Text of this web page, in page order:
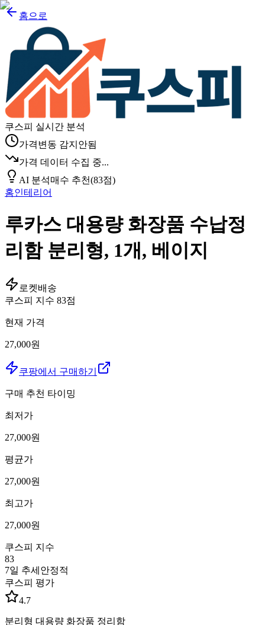
홈으로
쿠스피 실시간 분석
가격변동 감지안됨
가격 데이터 수집 중...
AI 분석매수 추천(83점)
홈인테리어
루카스 대용량 화장품 수납정
리함 분리형, 1개, 베이지
로켓배송
쿠스피 지수 83점
현재 가격
27,000원
쿠팡에서 구매하기
구매 추천 타이밍
최저가
27,000원
평균가
27,000원
최고가
27,000원
쿠스피 지수
83
7일 추세 안정적
쿠스피 평가
4.7
분리형 대용량 화장품 정리함